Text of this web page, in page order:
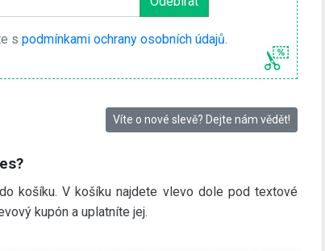
s podmínkami ochrany osobních údajů.
Víte o nové slevě? Dejte nám vědět!
košíku. V košíku najdete vlevo dole pod textové
kupón a uplatníte jej.